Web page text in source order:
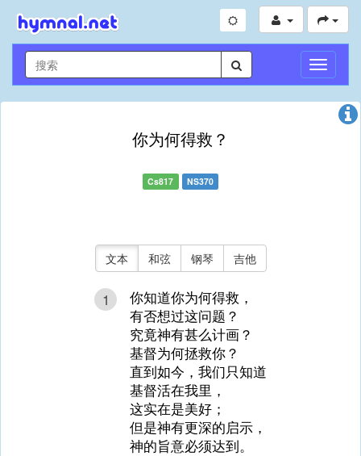
切
换
导
你为何得救？
Cs817 NS370
文本 和弦 钢琴 吉他
1
你知道你为何得救，
有否想过这问题？
究竟神有甚么计画？
基督为何拯救你？
直到如今，我们只知道
基督活在我里，
这实在是美好；
但是神有更深的启示，
神的旨意必须达到。